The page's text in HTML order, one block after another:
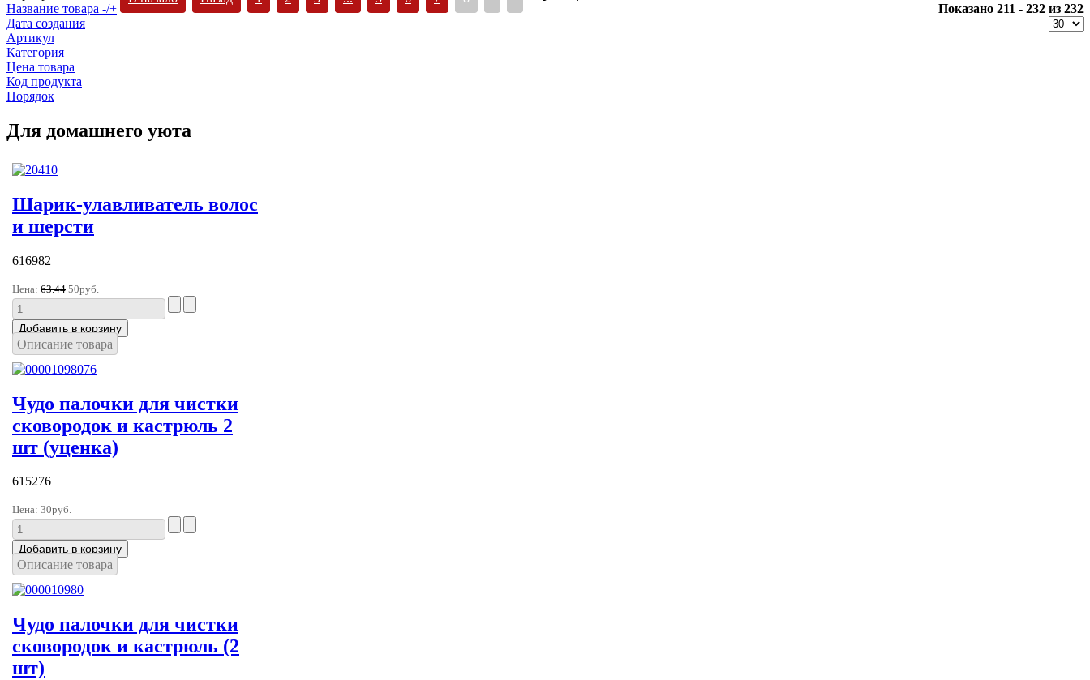
Название товара -/+
Дата создания
Артикул
Категория
Цена товара
Код продукта
Порядок
Показано 211 - 232 из 232
Для домашнего уюта
Шарик-улавливатель волос
и шерсти
616982
Цена: 63.44 50руб.
Описание товара
Чудо палочки для чистки
сковородок и кастрюль 2
шт (уценка)
615276
Цена: 30руб.
Описание товара
Чудо палочки для чистки
сковородок и кастрюль (2
шт)